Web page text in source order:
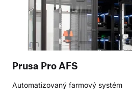
Prusa Pro AFS
Automatizovaný farmový systém